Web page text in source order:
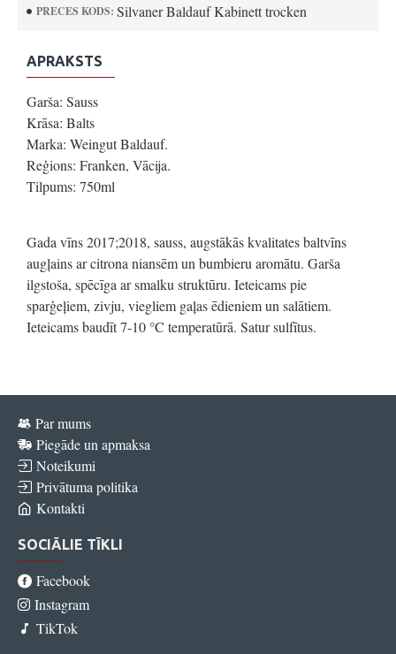
PRECES KODS: Silvaner Baldauf Kabinett trocken
APRAKSTS
Garša: Sauss
Krāsa: Balts
Marka: Weingut Baldauf.
Reģions: Franken, Vācija.
Tilpums: 750ml
Gada vīns 2017;2018, sauss, augstākās kvalitates baltvīns
augļains ar citrona niansēm un bumbieru aromātu. Garša
ilgstoša, spēcīga ar smalku struktūru. Ieteicams pie
sparģeļiem, zivju, viegliem gaļas ēdieniem un salātiem.
Ieteicams baudīt 7-10 °C temperatūrā. Satur sulfītus.
Par mums
Piegāde un apmaksa
Noteikumi
Privātuma politika
Kontakti
SOCIĀLIE TĪKLI
Facebook
Instagram
TikTok